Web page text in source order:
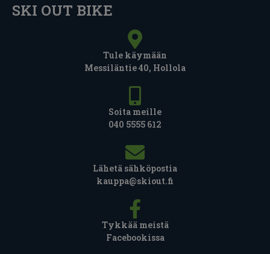
SKI OUT BIKE
Tule käymään
Messiläntie 40, Hollola
Soita meille
040 5555 612
Lähetä sähköpostia
kauppa@skiout.fi
Tykkää meistä
Facebookissa